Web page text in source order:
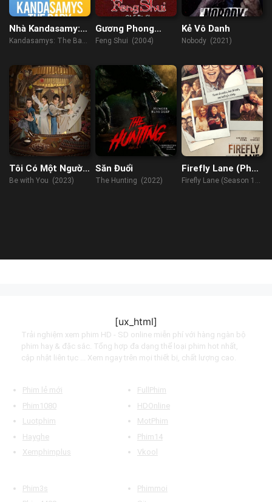
Nhà Kandasamy:
Đứa Bé Chào Đời
Kandasamys: The Baby
Gương Phong
Thủy
Feng Shui (2004)
Kẻ Vô Danh
Nobody (2021)
Tôi Có Một Người
Bạn
Be with You (2023)
Săn Đuổi
The Hunting (2022)
Firefly Lane (Phần
1)
Firefly Lane (Season 1)